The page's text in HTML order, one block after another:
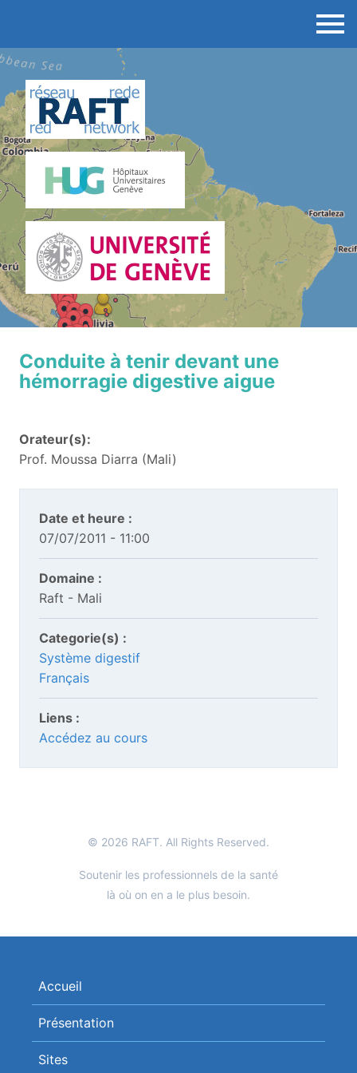
Conduite à tenir devant une
hémorragie digestive aigue
Orateur(s):
Prof. Moussa Diarra (Mali)
Date et heure :
07/07/2011 - 11:00
Domaine :
Raft - Mali
Categorie(s) :
Système digestif
Français
Liens :
Accédez au cours
© 2026 RAFT. All Rights Reserved.
Soutenir les professionnels de la santé
là où on en a le plus besoin.
Accueil
Présentation
Sites